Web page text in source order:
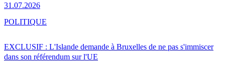
31.07.2026
EXCLUSIF : L'Islande demande à Bruxelles de ne pas s'immiscer
dans son référendum sur l'UE
POLITIQUE